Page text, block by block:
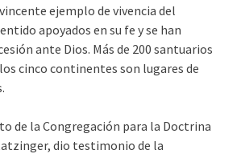
ejemplo de vivencia del
apoyados en su fe y se han
ante Dios. Más de 200 santuarios
cinco continentes son lugares de
de la Congregación para la Doctrina
dio testimonio de la